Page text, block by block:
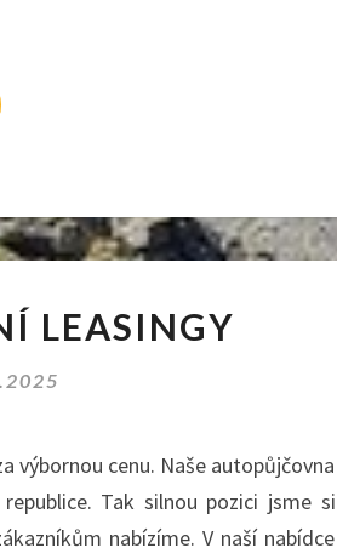
LEASINGY
výbornou cenu. Naše autopůjčovna
Tak silnou pozici jsme si
nabízíme. V naší nabídce